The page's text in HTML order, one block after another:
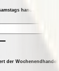
handeln?
der Wochenendhandel?